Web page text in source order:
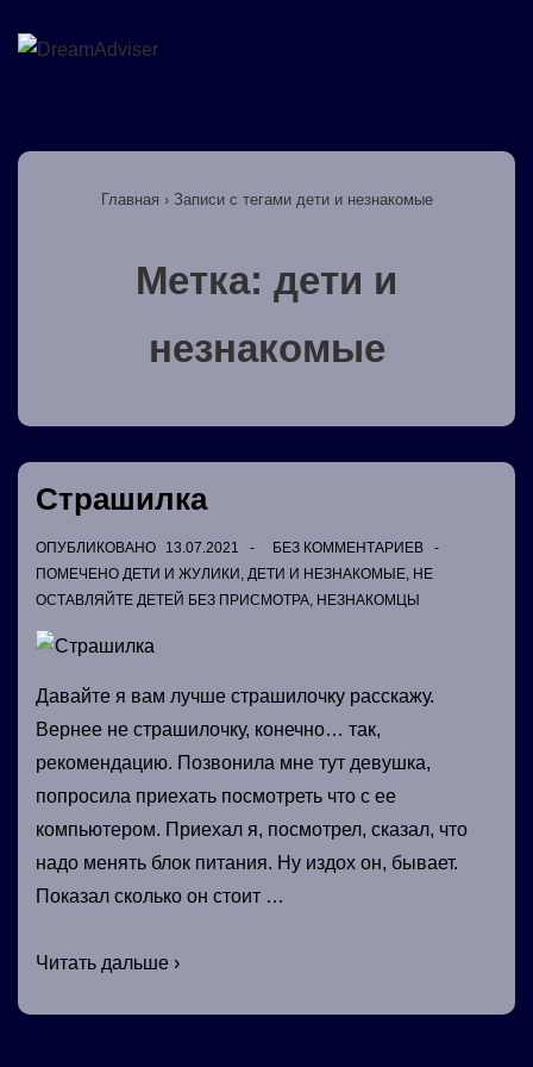
Перейти
содержимому
навигация
Главная › Записи с тегами дети и незнакомые
Метка: дети и
незнакомые
Страшилка
ОПУБЛИКОВАНО 13.07.2021
БЕЗ КОММЕНТАРИЕВ
ПОМЕЧЕНО ДЕТИ И ЖУЛИКИ , ДЕТИ И НЕЗНАКОМЫЕ, НЕ
ОСТАВЛЯЙТЕ ДЕТЕЙ БЕЗ ПРИСМОТРА, НЕЗНАКОМЦЫ
Давайте я вам лучше страшилочку расскажу.
Вернее не страшилочку, конечно… так,
рекомендацию. Позвонила мне тут девушка,
попросила приехать посмотреть что с ее
компьютером. Приехал я, посмотрел, сказал, что
надо менять блок питания. Ну издох он, бывает.
Показал сколько он стоит …
Страшилка
Читать дальше ›